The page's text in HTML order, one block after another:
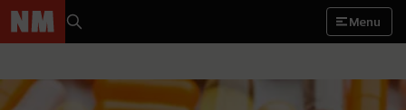
Menu